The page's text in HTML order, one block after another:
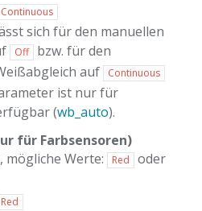
Continuous
sich für den manuellen
Off
bzw. für den
auf
Continuous
ist nur für
(wb_auto).
für Farbsensoren)
mögliche Werte:
Red oder
Red